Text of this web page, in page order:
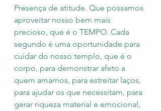
Presença de atitude. Que possamos
aproveitar nosso bem mais
precioso, que é o TEMPO. Cada
segundo é uma oportunidade para
cuidar do nosso templo, que é o
corpo, para demonstrar afeto a
quem amamos, para estreitar laços,
para ajudar os que necessitam, para
gerar riqueza material e emocional,